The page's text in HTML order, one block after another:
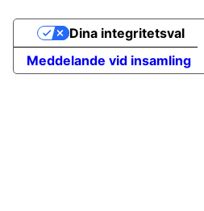
Meddelande vid insamling
Dina integritetsval